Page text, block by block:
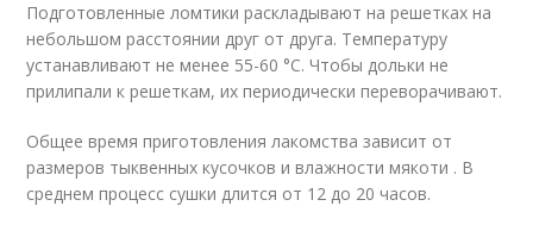
Подготовленные ломтики раскладывают на решетках на
небольшом расстоянии друг от друга. Температуру
устанавливают не менее 55-60 °С. Чтобы дольки не
прилипали к решеткам, их периодически переворачивают.
Общее время приготовления лакомства зависит от
размеров тыквенных кусочков и влажности мякоти . В
среднем процесс сушки длится от 12 до 20 часов.